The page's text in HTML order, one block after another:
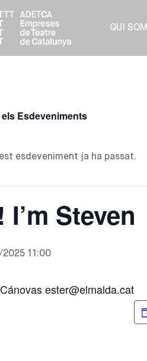
QUI SOM
els Esdeveniments
esdeveniment ja ha passat.
I’m Steven
11:00
ester@elmalda.cat